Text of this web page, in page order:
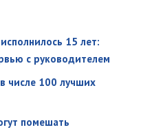
15 лет:
с руководителем
числе 100 лучших
помешать